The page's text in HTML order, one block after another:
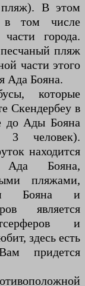
В этом
в том числе
города.
пляж
части этого
Ада Бояна.
которые
Скендербеу в
до Ады Бояна
человек).
находится
Ада Бояна,
пляжами,
Бояна и
является
и
здесь есть
придется